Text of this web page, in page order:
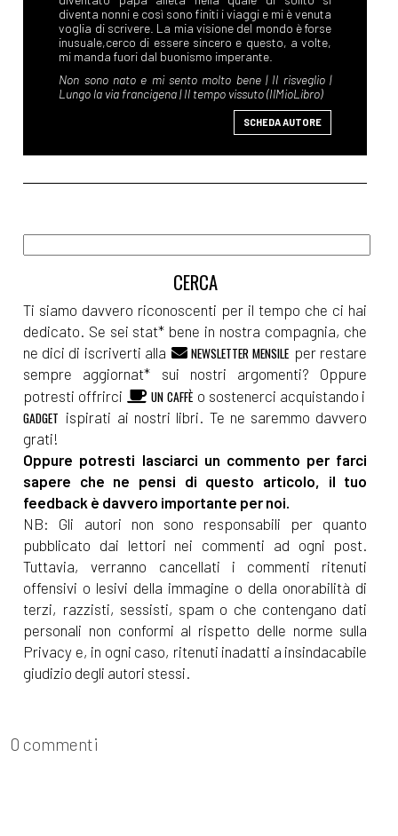
SCHEDA AUTORE
Ti siamo davvero riconoscenti per il tempo che ci hai
dedicato. Se sei stat* bene in nostra compagnia, che
ne dici di iscriverti alla
NEWSLETTER MENSILE per restare
sempre aggiornat* sui nostri argomenti? Oppure
potresti offrirci
UN CAFFÈ o sostenerci acquistando i
GADGET ispirati ai nostri libri. Te ne saremmo davvero
grati!
Oppure potresti lasciarci un commento per farci
sapere che ne pensi di questo articolo, il tuo
feedback è davvero importante per noi.
NB: Gli autori non sono responsabili per quanto
pubblicato dai lettori nei commenti ad ogni post.
Tuttavia, verranno cancellati i commenti ritenuti
offensivi o lesivi della immagine o della onorabilità di
terzi, razzisti, sessisti, spam o che contengano dati
personali non conformi al rispetto delle norme sulla
Privacy e, in ogni caso, ritenuti inadatti a insindacabile
giudizio degli autori stessi.
0 commenti